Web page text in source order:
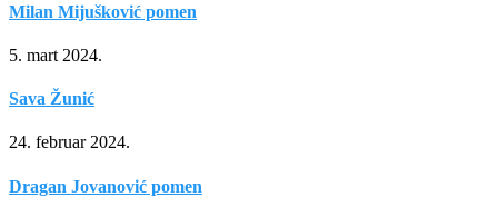
Milan Mijušković pomen
5. mart 2024.
Sava Žunić
24. februar 2024.
Dragan Jovanović pomen